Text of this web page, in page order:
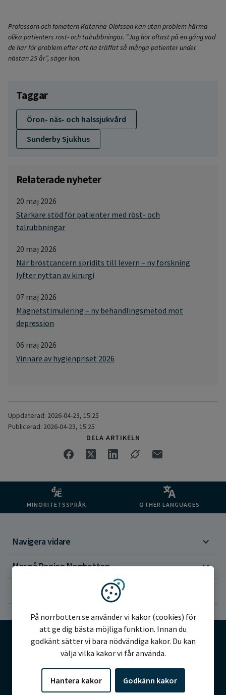
Professorn och foniatern Katarina Olofsson kan utan problem härma
olika patienters röst- och talrubbningar. ”Jag hör oftast på en gång vad
de har för problem efter att ha träffat så många patienter under
nästan 25 år”, säger hon.
Taggar
Öron- näs- och halssjukvård
Sunderby Sjukhus
Relaterade nyheter
20 maj 2026
Starkare stöd för patienter med röst- och
talrubbningar
20 maj 2026
När bröstcancern spridits till levern – ny forskning
lyfter nyttan av kirurgi
07 maj 2026
Magnetstimulering – ny behandlingsmetod mot
depression
06 maj 2026
Vinnare av hygienpriset 2026
Uppdaterad: 2026-04-23, 15:25
Publicerad: 2026-04-23, 15:25
DELA ARTIKELN
MINORITETSSPRÅK OTHER LANGUAGES
Navigera vidare
Mer på Region Norrbotten
©2026 Region Norrbotten
Vi använder kakor
På norrbotten.se använder vi kakor (cookies) för
att ge dig bästa möjliga funktion. Innan du
godkänt sätter vi bara nödvändiga kakor. Du kan
välja vilka kakor vi får använda.
Hantera kakor Godkänn kakor